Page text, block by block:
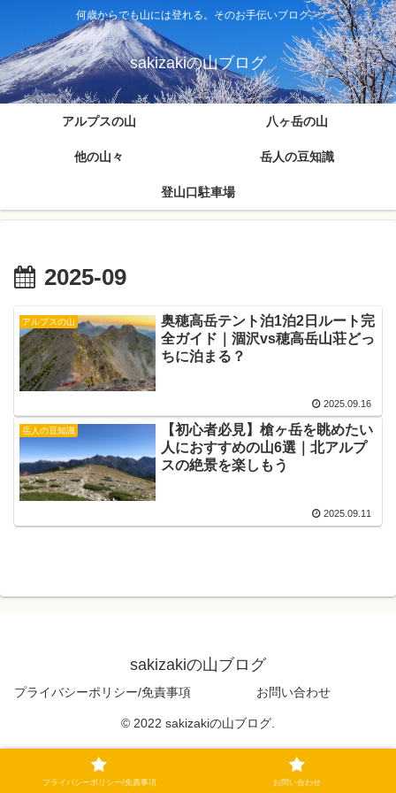
何歳からでも山には登れる。そのお手伝いブログ。
sakizakiの山ブログ
アルプスの山 八ヶ岳の山
他の山々 岳人の豆知識
登山口駐車場
2025-09
アルプスの山
奥穂高岳テント泊1泊2日ルート完
全ガイド｜涸沢vs穂高岳山荘どっ
ちに泊まる？
2025.09.16
岳人の豆知識
【初心者必見】槍ヶ岳を眺めたい
人におすすめの山6選｜北アルプ
スの絶景を楽しもう
2025.09.11
sakizakiの山ブログ
プライバシーポリシー/免責事項 お問い合わせ
© 2022 sakizakiの山ブログ.
プライバシーポリシー/免責事項 お問い合わせ